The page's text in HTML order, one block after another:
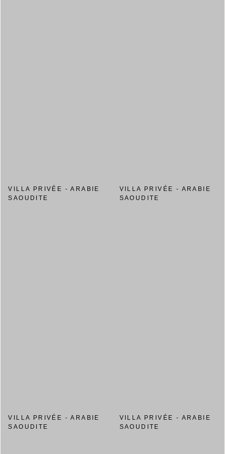
VILLA PRIVÉE - ARABIE
SAOUDITE
VILLA PRIVÉE - ARABIE
SAOUDITE
VILLA PRIVÉE - ARABIE
SAOUDITE
VILLA PRIVÉE - ARABIE
SAOUDITE